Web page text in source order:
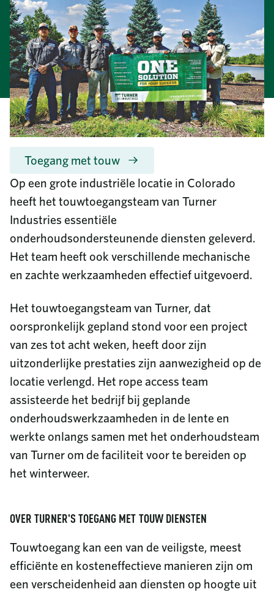
Duurzaamheid
Diversiteit en inclusie
Waarom Turner Industries?
Vacatures
Opleiding en bijscholing
College Programma
Voordelen
Documenten van werknemers
Meer lezen
Nieuws
Bedrijfstijdschrift
Maatschappelijk verslag
Videobibliotheek
8687 United Plaza Blvd.
Baton Rouge, LA 70809
Bel ons
225-922-5050
800-288-6503(gratis)
Contacteer ons
Vaak gestelde vragen
Inkoop
Telefoongids
GELEVERDE DIENSTEN
Toegang met touw
Op een grote industriële locatie in Colorado
heeft het touwtoegangsteam van Turner
Industries essentiële
onderhoudsondersteunende diensten geleverd.
Het team heeft ook verschillende mechanische
en zachte werkzaamheden effectief uitgevoerd.
Het touwtoegangsteam van Turner, dat
oorspronkelijk gepland stond voor een project
van zes tot acht weken, heeft door zijn
uitzonderlijke prestaties zijn aanwezigheid op de
locatie verlengd. Het rope access team
assisteerde het bedrijf bij geplande
onderhoudswerkzaamheden in de lente en
werkte onlangs samen met het onderhoudsteam
van Turner om de faciliteit voor te bereiden op
het winterweer.
OVER TURNER'S TOEGANG MET TOUW DIENSTEN
Touwtoegang kan een van de veiligste, meest
efficiënte en kosteneffectieve manieren zijn om
een verscheidenheid aan diensten op hoogte uit